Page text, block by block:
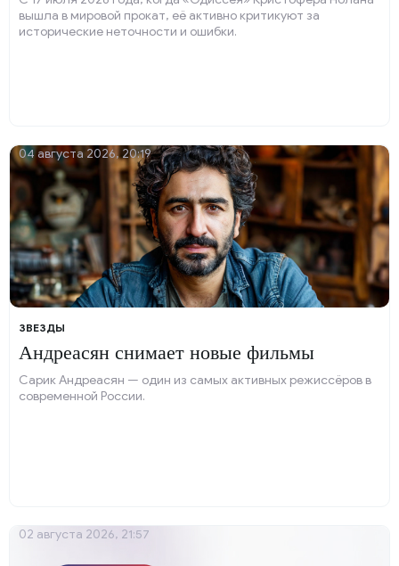
вышла в мировой прокат, её активно критикуют за
исторические неточности и ошибки.
ЗВЕЗДЫ
Андреасян снимает новые фильмы
Сарик Андреасян — один из самых активных режиссёров в
современной России.
04 августа 2026, 20:19
02 августа 2026, 21:57